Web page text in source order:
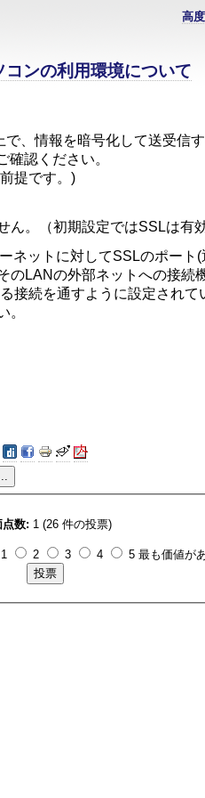
高
コンの利用環境について
、情報を暗号化して送受信
認ください。
提です。)
。（初期設定ではSSLは有
ネットに対してSSLのポート
LANの外部ネットへの接続
接続を通すように設定され
。
点数: 1 (26 件の投票)
1 2 3 4 5 最も価値が